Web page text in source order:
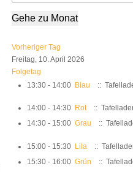
Gehe zu Monat
Vorheriger Tag
Freitag, 10. April 2026
Folgetag
13:30 - 14:00 Blau ::
14:00 - 14:30 Rot
::
14:30 - 15:00 Grau ::
15:00 - 15:30 Lila
::
15:30 - 16:00 Grün ::